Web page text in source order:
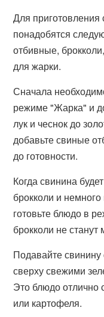
Для
понадобятся
отбивные,
для жарки.
Сначала
режиме "Жарка" и
лук и чеснок до
добавьте свиные
до готовности.
Когда свинина
брокколи и
готовьте блюдо в
брокколи не станут
Подавайте
сверху свежими
Это блюдо отлично
или картофеля.